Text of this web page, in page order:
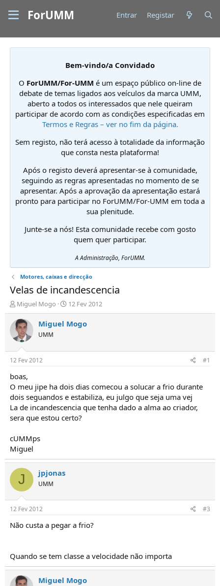
ForUMM Entrar Registar
Bem-vindo/a Convidado
O ForUMM/For-UMM é um espaço público on-line de
debate de temas ligados aos veículos da marca UMM,
aberto a todos os interessados que nele queiram
participar de acordo com as condições especificadas em
Termos e Regras – ver no fim da página.
Sem registo, não terá acesso à totalidade da informação
que consta nesta plataforma!
Após o registo deverá apresentar-se à comunidade,
seguindo as regras apresentadas no momento de se
apresentar. Após a aprovação da apresentação estará
pronto para participar no ForUMM/For-UMM em toda a
sua plenitude.
Junte-se a nós! Esta comunidade recebe com gosto
quem quer participar.
A Administração, ForUMM.
Motores, caixas e direcção
Velas de incandescencia
I
n
i
c
i
d
o
r
e
T
ó
p
c
o
s
Miguel Mogo
D
a
t
c
i
o
12 Fev 2012
Miguel Mogo
UMM
12 Fev 2012 #1
boas,
O meu jipe ha dois dias comecou a solucar a frio durante
dois seguandos e estabiliza, eu julgo que seja uma vej
La de incandescencia que tenha dado a alma ao criador,
sera que estou certo?
cUMMps
Miguel
J jpjonas
UMM
12 Fev 2012 #3
Não custa a pegar a frio?
Quando se tem classe a velocidade não importa
Miguel Mogo